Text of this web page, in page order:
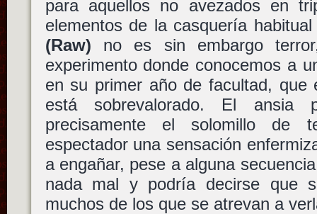
para aquellos no avezados en
elementos de la casquería
(Raw) no es sin embargo
experimento donde conocemos a
en su primer año de facultad, que
está sobrevalorado. El
precisamente el solomillo de
espectador una sensación
a engañar, pese a alguna
nada mal y podría decirse que
muchos de los que se atrevan a